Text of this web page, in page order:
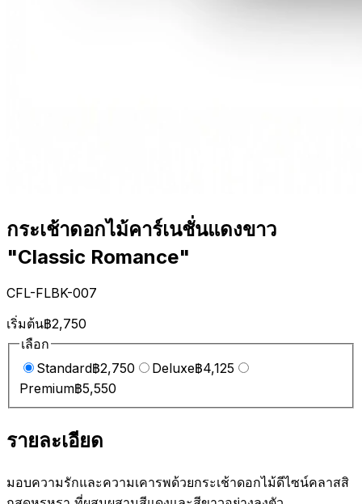
กระเช้าดอกไม้คาร์เนชั่นแดงขาว
"Classic Romance"
CFL-FLBK-007
เริ่มต้น฿2,750
เลือก
Standard฿2,750 Deluxe฿4,125
Premium฿5,550
รายละเอียด
มอบความรักและความเคารพด้วยกระเช้าดอกไม้ดีไซน์คลาสสิ